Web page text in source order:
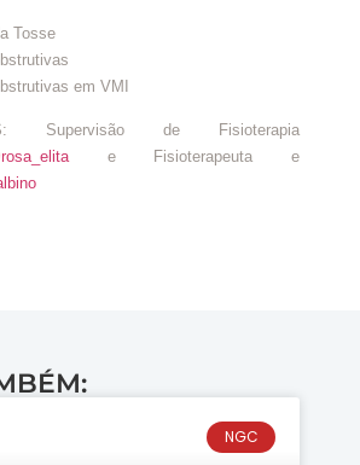
Tosse
em VMI
Supervisão de Fisioterapia
e Fisioterapeuta e
NGC